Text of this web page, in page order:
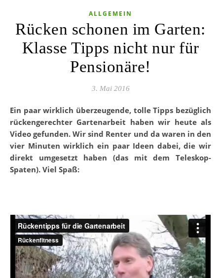
ALLGEMEIN
Rücken schonen im Garten:
Klasse Tipps nicht nur für
Pensionäre!
3. Mai 2016
Ein paar wirklich überzeugende, tolle Tipps bezüglich
rückengerechter Gartenarbeit haben wir heute als
Video gefunden. Wir sind Renter und da waren in den
vier Minuten wirklich ein paar Ideen dabei, die wir
direkt umgesetzt haben (das mit dem Teleskop-
Spaten). Viel Spaß: